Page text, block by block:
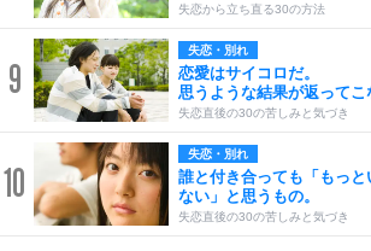
失恋から立ち直る30の方法
9
失恋・別れ
恋愛はサイコロだ。
思うような結果が返ってこ
失恋直後の30の苦しみと気づき
10
失恋・別れ
誰と付き合っても「もっ
ない」と思うもの。
失恋直後の30の苦しみと気づき